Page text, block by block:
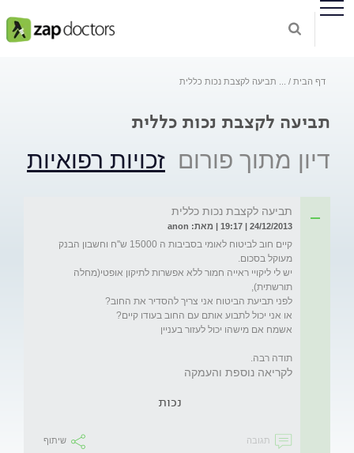
דף הבית תביעה לקצבת נכות כללית
תביעה לקצבת נכות כללית
דיון מתוך פורום זכויות רפואיות
תביעה לקצבת נכות כללית
24/12/2013 | 19:17 | מאת: anon
קיים חוב לביטוח לאומי בסביבות ה 15000 ש''ח וחשבון הבנק
יש לי ליקויי ראייה חמור ללא אפשרות לתיקון אופטי(מחלה
תודה רבה.
לקריאה נוספת והעמקה
נכות
תגובה שיתוף